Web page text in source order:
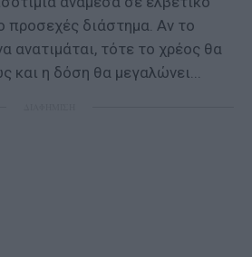
προσεχές διάστημα. Αν το
ανατιμάται, τότε το χρέος θα
και η δόση θα μεγαλώνει...